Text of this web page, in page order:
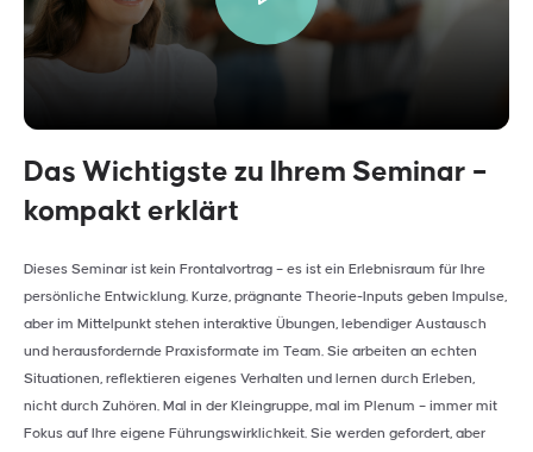
Das Wichtigste zu Ihrem Seminar –
kompakt erklärt
Dieses Seminar ist kein Frontalvortrag – es ist ein Erlebnisraum für Ihre
persönliche Entwicklung. Kurze, prägnante Theorie-Inputs geben Impulse,
aber im Mittelpunkt stehen interaktive Übungen, lebendiger Austausch
und herausfordernde Praxisformate im Team. Sie arbeiten an echten
Situationen, reflektieren eigenes Verhalten und lernen durch Erleben,
nicht durch Zuhören. Mal in der Kleingruppe, mal im Plenum – immer mit
Fokus auf Ihre eigene Führungswirklichkeit. Sie werden gefordert, aber